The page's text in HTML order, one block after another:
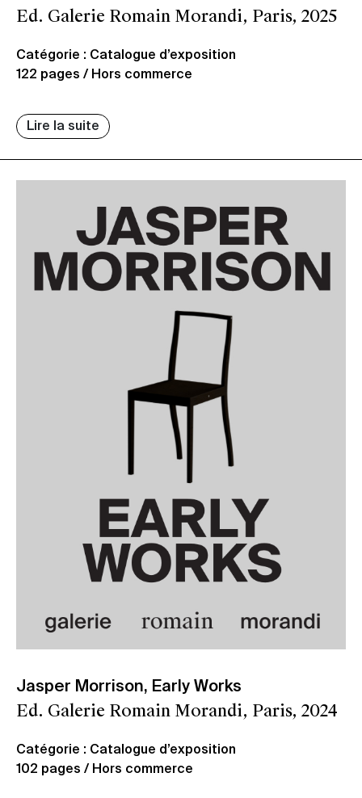
Ed. Galerie Romain Morandi, Paris, 2025
Catégorie : Catalogue d’exposition
122 pages / Hors commerce
Lire la suite
Jasper Morrison, Early Works
Ed. Galerie Romain Morandi, Paris, 2024
Catégorie : Catalogue d’exposition
102 pages / Hors commerce